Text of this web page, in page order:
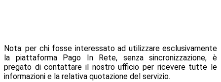
Nota: per chi fosse interessato ad utilizzare esclusivamente
la piattaforma Pago In Rete, senza sincronizzazione, è
pregato di contattare il nostro ufficio per ricevere tutte le
informazioni e la relativa quotazione del servizio.